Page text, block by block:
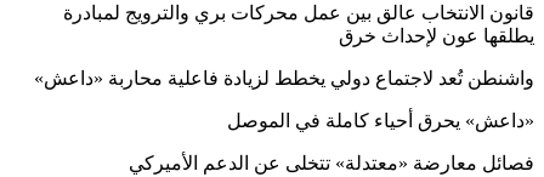
قانون الانتخاب عالق بين عمل محركات بري والترويج لمبادرة
يطلقها عون لإحداث خرق
واشنطن تُعد لاجتماع دولي يخطط لزيادة فاعلية محاربة «داعش»
«داعش» يحرق أحياء كاملة في الموصل
فصائل معارضة «معتدلة» تتخلى عن الدعم الأميركي